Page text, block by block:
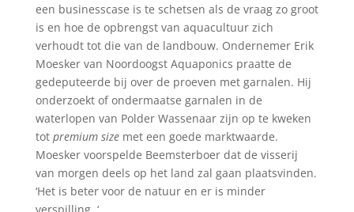
een businesscase is te schetsen als de vraag zo groot
is en hoe de opbrengst van aquacultuur zich
verhoudt tot die van de landbouw. Ondernemer Erik
Moesker van Noordoogst Aquaponics praatte de
gedeputeerde bij over de proeven met garnalen. Hij
onderzoekt of ondermaatse garnalen in de
waterlopen van Polder Wassenaar zijn op te kweken
tot premium sizemet een goede marktwaarde.
Moesker voorspelde Beemsterboer dat de visserij
van morgen deels op het land zal gaan plaatsvinden.
‘Het is beter voor de natuur en er is minder